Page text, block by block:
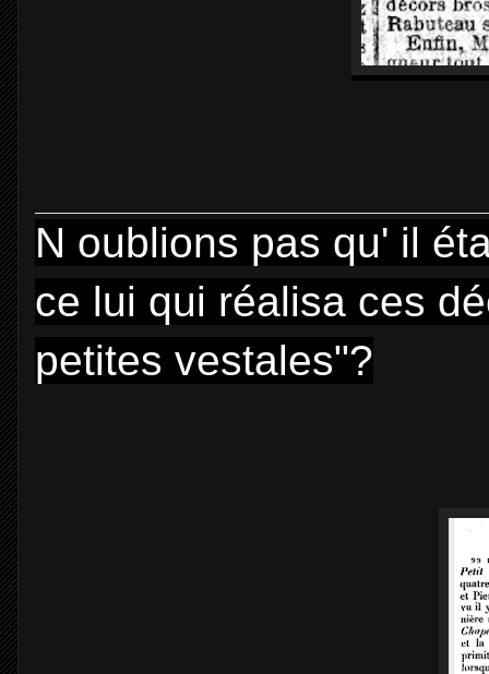
N oublions pas qu' il
ce lui qui réalisa ces
petites vestales"?